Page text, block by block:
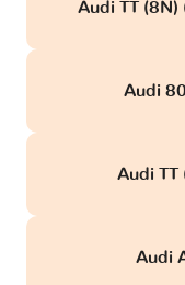
Audi TT
Audi
Audi TT
Audi